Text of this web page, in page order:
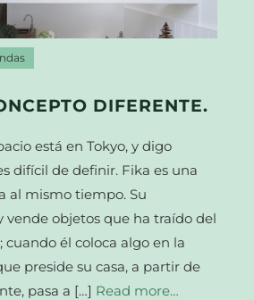
DIFERENTE.
está en Tokyo, y digo
difícil de definir. Fika es una
al mismo tiempo. Su
vende objetos que ha traído del
cuando él coloca algo en la
preside su casa, a partir de
pasa a […] Read more…